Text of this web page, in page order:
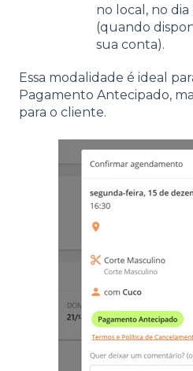
no local, no
(quando
sua conta).
Essa modalidade é ideal
Pagamento Antecipado,
para o cliente.